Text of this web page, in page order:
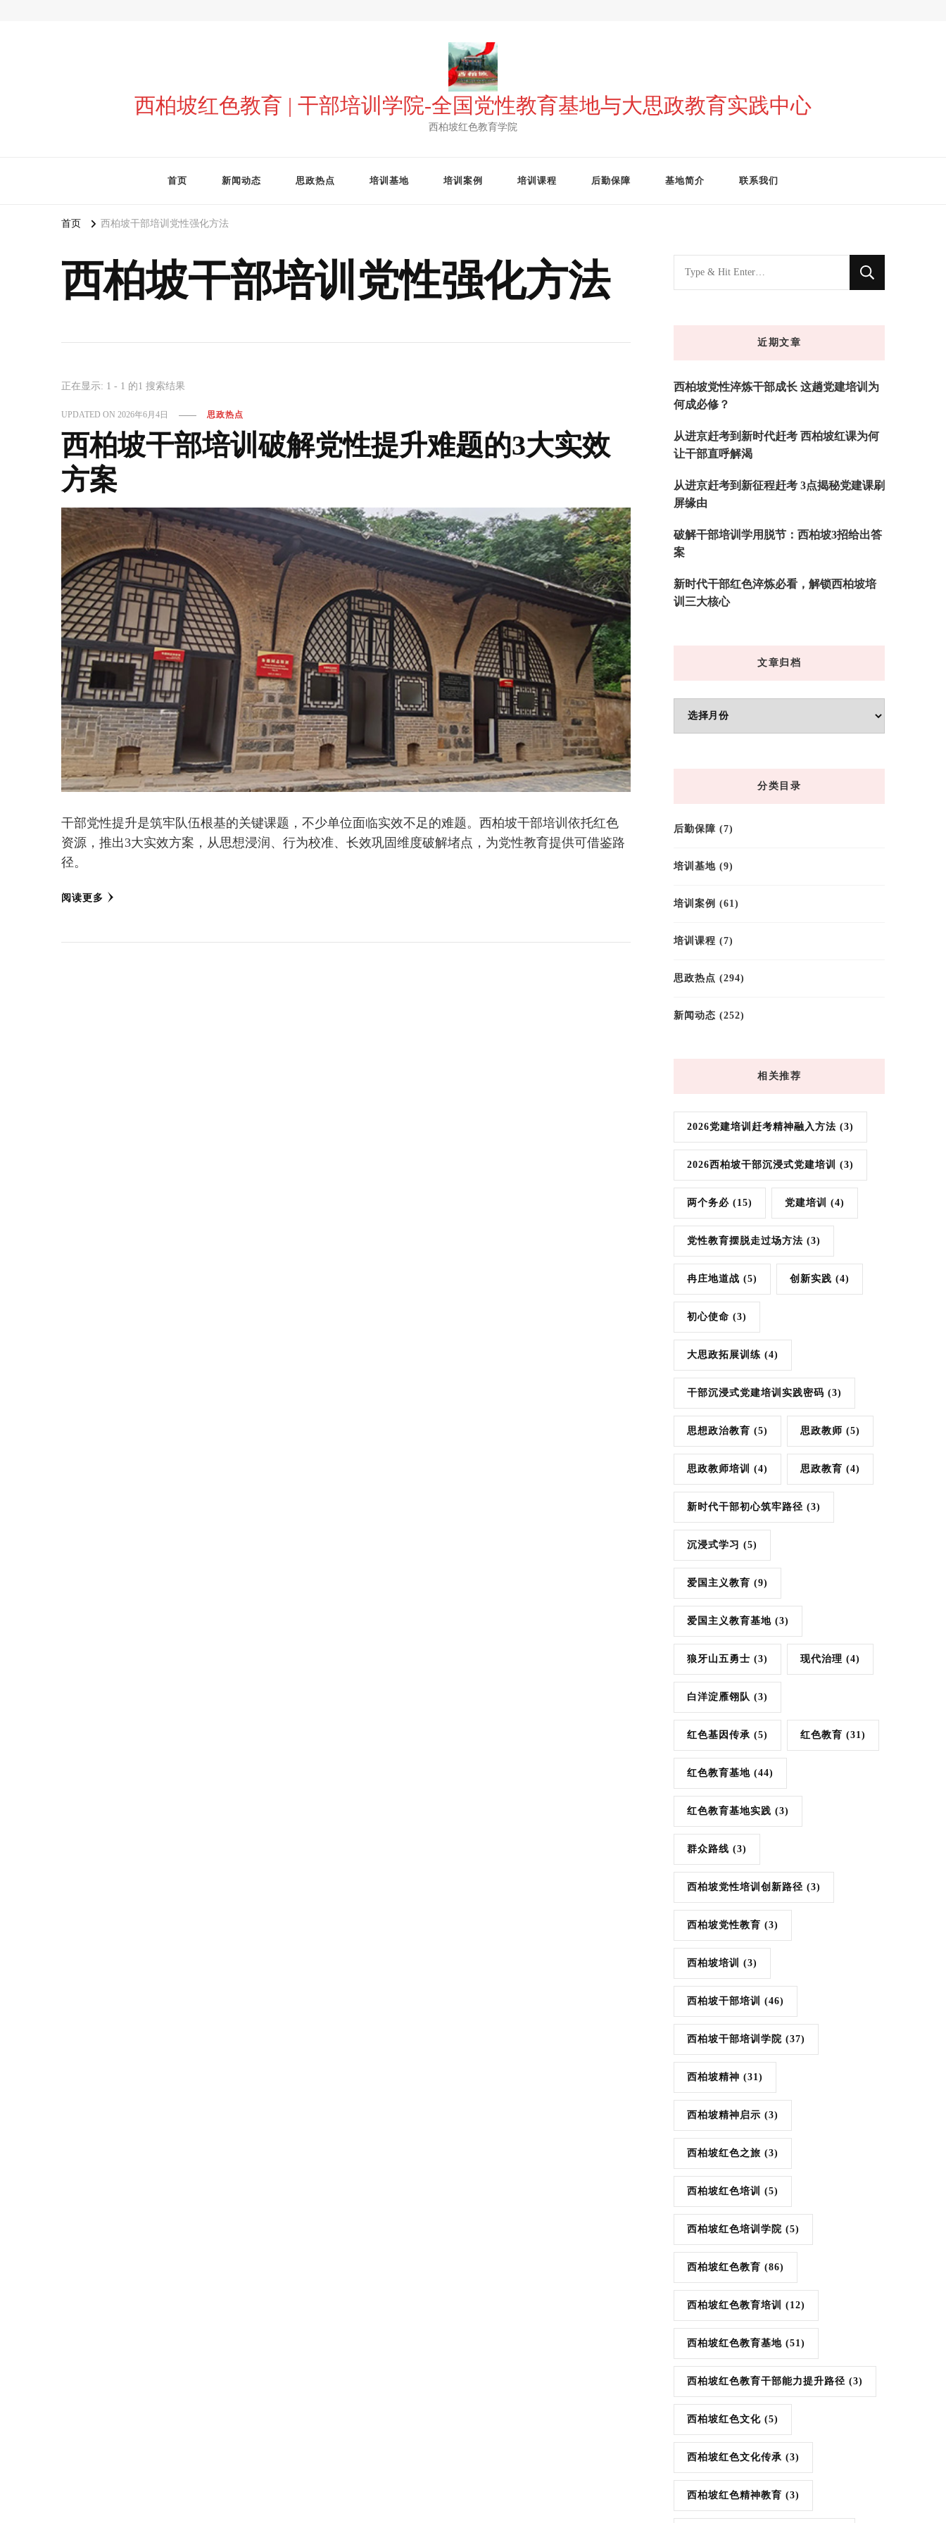
西柏坡红色教育 | 干部培训学院-全国党性教育基地与大思政教育实践中心
西柏坡红色教育学院
首页 新闻动态 思政热点 培训基地 培训案例 培训课程 后勤保障 基地简介 联系我们
首页 西柏坡干部培训党性强化方法
西柏坡干部培训党性强化方法
正在显示: 1 - 1 的1 搜索结果
UPDATED ON2026年6月4日 思政热点
西柏坡干部培训破解党性提升难题的3大实效
方案
干部党性提升是筑牢队伍根基的关键课题，不少单位面临实效不足的难题。西柏坡干部培训依托红色
资源，推出3大实效方案，从思想浸润、行为校准、长效巩固维度破解堵点，为党性教育提供可借鉴路
径。
阅读更多
找
什
近期文章
西柏坡党性淬炼干部成长 这趟党建培训为
何成必修？
从进京赶考到新时代赶考 西柏坡红课为何
让干部直呼解渴
从进京赶考到新征程赶考 3点揭秘党建课刷
屏缘由
破解干部培训学用脱节：西柏坡3招给出答
案
新时代干部红色淬炼必看，解锁西柏坡培
训三大核心
文章归档
章
分类目录
后勤保障 (7)
培训基地 (9)
培训案例 (61)
培训课程 (7)
思政热点 (294)
新闻动态 (252)
相关推荐
2026党建培训赶考精神融入方法 (3)
2026西柏坡干部沉浸式党建培训 (3)
两个务必 (15) 党建培训 (4)
党性教育摆脱走过场方法 (3)
冉庄地道战 (5) 创新实践 (4)
初心使命 (3)
大思政拓展训练 (4)
干部沉浸式党建培训实践密码 (3)
思想政治教育 (5) 思政教师 (5)
思政教师培训 (4) 思政教育 (4)
新时代干部初心筑牢路径 (3)
沉浸式学习 (5)
爱国主义教育 (9)
爱国主义教育基地 (3)
狼牙山五勇士 (3) 现代治理 (4)
白洋淀雁翎队 (3)
红色基因传承 (5) 红色教育 (31)
红色教育基地 (44)
红色教育基地实践 (3)
群众路线 (3)
西柏坡党性培训创新路径 (3)
西柏坡党性教育 (3)
西柏坡培训 (3)
西柏坡干部培训 (46)
西柏坡干部培训学院 (37)
西柏坡精神 (31)
西柏坡精神启示 (3)
西柏坡红色之旅 (3)
西柏坡红色培训 (5)
西柏坡红色培训学院 (5)
西柏坡红色教育 (86)
西柏坡红色教育培训 (12)
西柏坡红色教育基地 (51)
西柏坡红色教育干部能力提升路径 (3)
西柏坡红色文化 (5)
西柏坡红色文化传承 (3)
西柏坡红色精神教育 (3)